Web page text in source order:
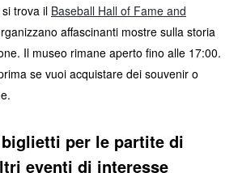
si trova il Baseball Hall of Fame and
affascinanti mostre sulla storia
Il museo rimane aperto fino alle 17:00.
se vuoi acquistare dei souvenir o
per le partite di
eventi di interesse